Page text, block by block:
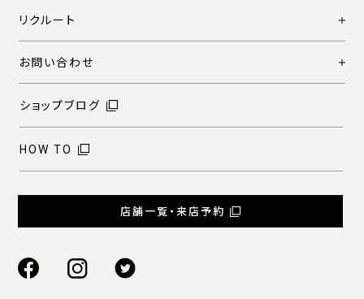
リクルート
お問い合わせ
ショップブログ
HOW TO
店舗一覧・来店予約